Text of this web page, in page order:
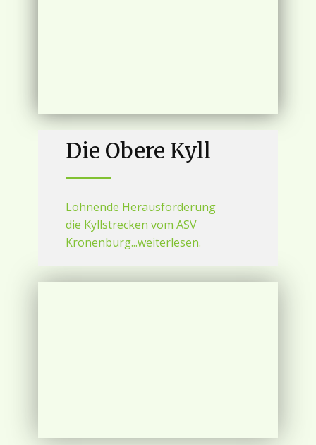
Die Obere Kyll
Lohnende Herausforderung
die Kyllstrecken vom ASV
Kronenburg...weiterlesen.